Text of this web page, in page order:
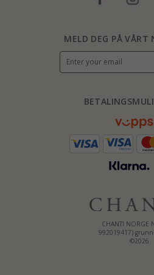
CHANTI NORGE
992019417)
©2026
MELD DEG PÅ VÅRT